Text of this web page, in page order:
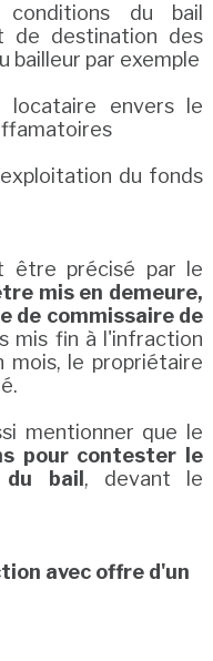
conditions du bail
de destination des
bailleur par exemple
envers le
du fonds
être précisé par le
mis en demeure,
de commissaire de
mis fin à l'infraction
mois, le propriétaire
mentionner que le
pour contester le
bail , devant le
avec offre d'un